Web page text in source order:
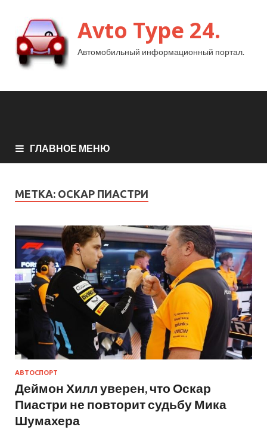
Avto Type 24.
Автомобильный информационный портал.
ГЛАВНОЕ МЕНЮ
МЕТКА: ОСКАР ПИАСТРИ
АВТОСПОРТ
Деймон Хилл уверен, что Оскар
Пиастри не повторит судьбу Мика
Шумахера